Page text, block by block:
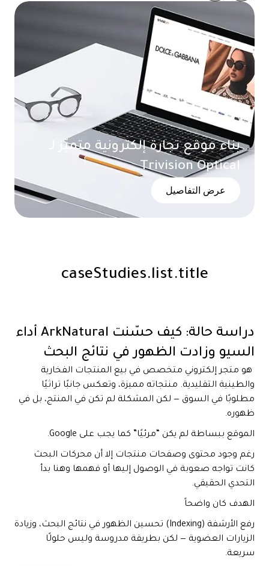
بناء موقع تجارة إلكترونية متميّز لـ
Trivision Optical
عرض التفاصيل
caseStudies.list.title
دراسة حالة: كيف حسّنت ArkNatural أداء
السيو وزادت الظهور في نتائج البحث
هو متجر إلكتروني متخصص في بيع المنتجات الفخارية
والطينية التقليدية. منتجاته مميزة، وتعكس جانبًا تراثيًا
مطلوبًا في السوق — لكن المشكلة لم تكن في المنتج، بل في
ظهوره.
الموقع ببساطة لم يكن “مرئيًا” كما يجب على Google.
رغم وجود محتوى وصفحات منتجات إلا أن محركات البحث
كانت تواجه صعوبة في الوصول إليها أو فهمها وهنا بدأ
التحدي الحقيقي.
الهدف كان واضحاً
رفع الأرشفة (Indexing) تحسين الظهور في نتائج البحث، وزيادة
الزيارات العضوية — لكن بطريقة مدروسة وليس حلولًا
سريعة.